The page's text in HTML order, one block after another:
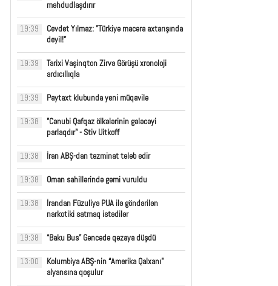
məhdudlaşdırır
19:39
Cevdet Yılmaz: "Türkiyə macəra axtarışında
deyil!”
19:39
Tarixi Vaşinqton Zirvə Görüşü xronoloji
ardıcıllıqla
19:39 Paytaxt klubunda yeni müqavilə
19:38
"Cənubi Qafqaz ölkələrinin gələcəyi
parlaqdır" - Stiv Uitkoff
19:38 İran ABŞ-dan təzminat tələb edir
19:38 Oman sahillərində gəmi vuruldu
19:38
İrandan Füzuliyə PUA ilə göndərilən
narkotiki satmaq istədilər
19:38 “Baku Bus” Gəncədə qəzaya düşdü
13:00
Kolumbiya ABŞ-nin “Amerika Qalxanı”
alyansına qoşulur